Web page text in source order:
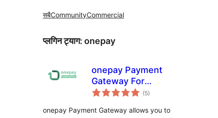
सबैCommunityCommercial
प्लगिन ट्याग: onepay
onepay Payment
Gateway For
WooCommerce
(5कुल
रेटिङ्गहरू
)
onepay Payment Gateway allows you to